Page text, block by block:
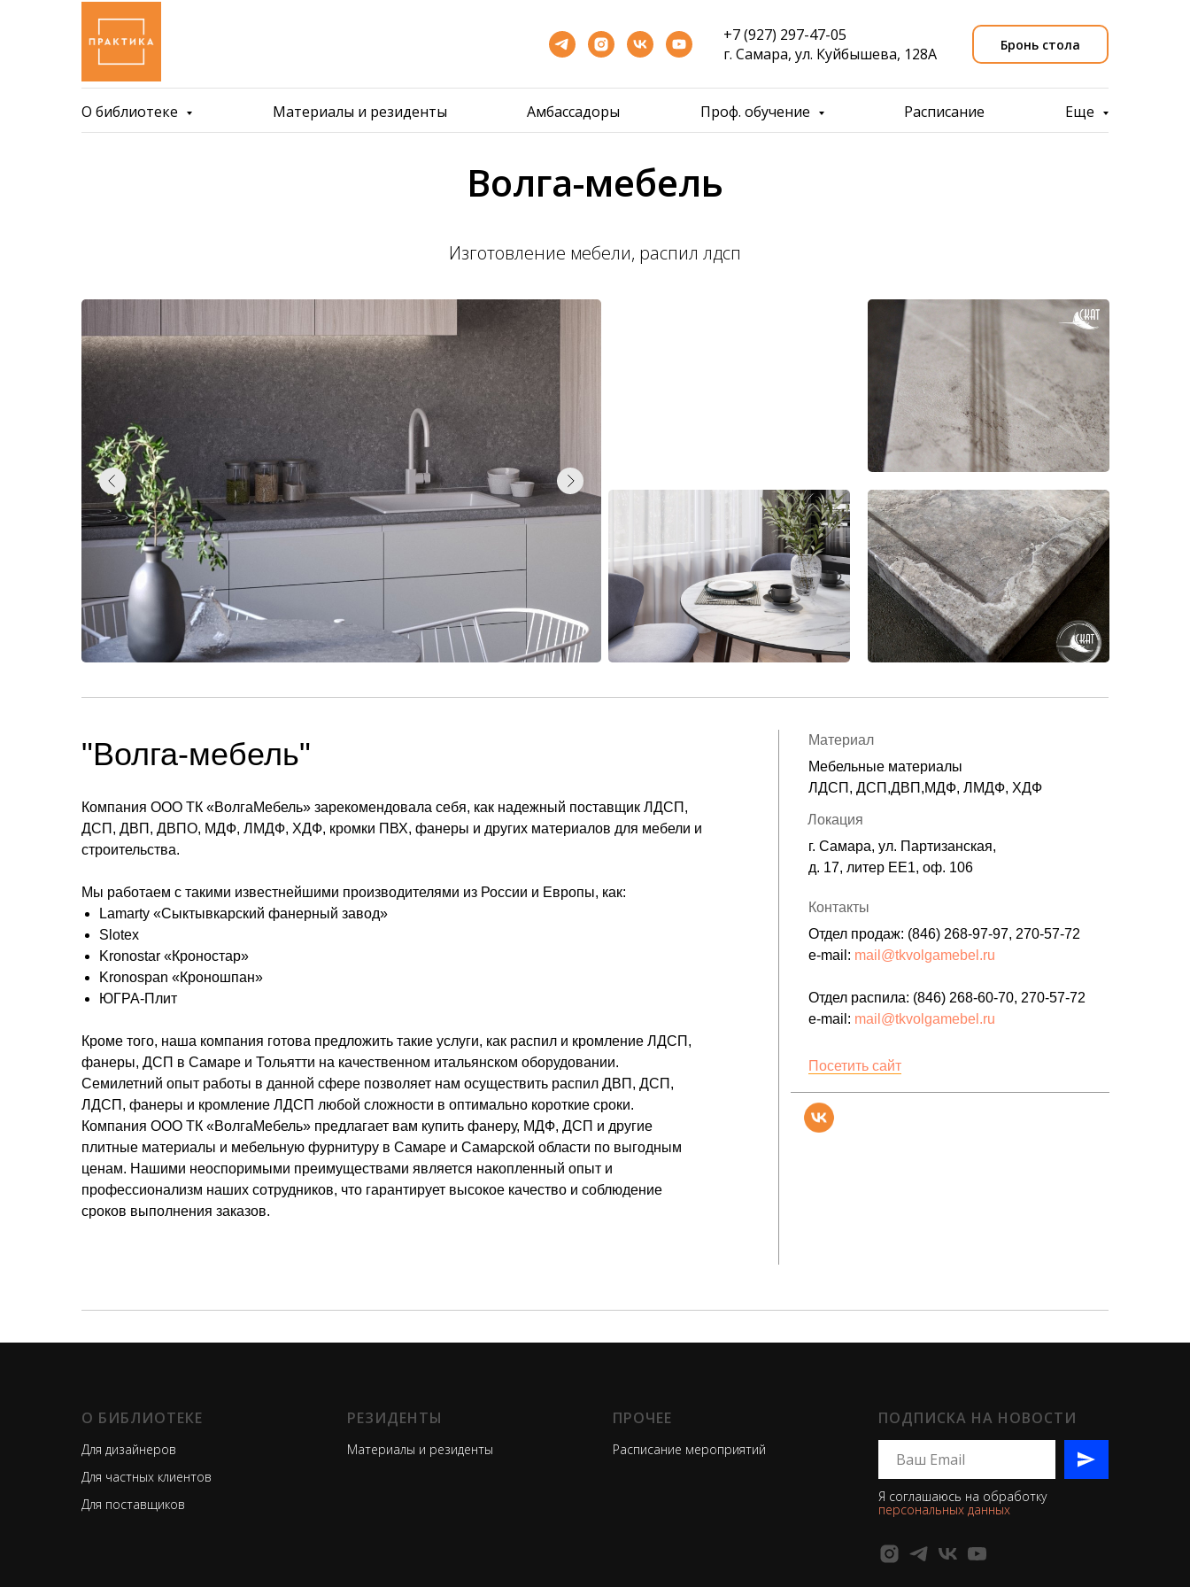
+7 (927) 297-47-05
г. Самара, ул. Куйбышева, 128А
Бронь стола
О библиотеке Материалы и резиденты Амбассадоры Проф. обучение Расписание Еще
Волга-мебель
Изготовление мебели, распил лдсп
Посетить сайт
Компания ООО ТК «ВолгаМебель» зарекомендовала себя, как надежный поставщик ЛДСП,
ДСП, ДВП, ДВПО, МДФ, ЛМДФ, ХДФ, кромки ПВХ, фанеры и других материалов для мебели и
строительства.
Мы работаем с такими известнейшими производителями из России и Европы, как:
Lamarty «Сыктывкарский фанерный завод»
Slotex
Kronostar «Кроностар»
Kronospan «Кроношпан»
ЮГРА-Плит
Кроме того, наша компания готова предложить такие услуги, как распил и кромление ЛДСП,
фанеры, ДСП в Самаре и Тольятти на качественном итальянском оборудовании.
Семилетний опыт работы в данной сфере позволяет нам осуществить распил ДВП, ДСП,
ЛДСП, фанеры и кромление ЛДСП любой сложности в оптимально короткие сроки.
Компания ООО ТК «ВолгаМебель» предлагает вам купить фанеру, МДФ, ДСП и другие
плитные материалы и мебельную фурнитуру в Самаре и Самарской области по выгодным
ценам. Нашими неоспоримыми преимуществами является накопленный опыт и
профессионализм наших сотрудников, что гарантирует высокое качество и соблюдение
сроков выполнения заказов.
Материал
Мебельные материалы
ЛДСП, ДСП,ДВП,МДФ, ЛМДФ, ХДФ
г. Самара, ул. Партизанская,
д. 17, литер ЕЕ1, оф. 106
Локация
Контакты
Отдел продаж: (846) 268-97-97, 270-57-72
e-mail: mail@tkvolgamebel.ru
Отдел распила: (846) 268-60-70, 270-57-72
e-mail: mail@tkvolgamebel.ru
"Волга-мебель"
О БИБЛИОТЕКЕ
Для дизайнеров
Для частных клиентов
Для поставщиков
РЕЗИДЕНТЫ
Материалы и резиденты
ПРОЧЕЕ
Расписание мероприятий
ПОДПИСКА НА НОВОСТИ
Я соглашаюсь на обработку
персональных данных